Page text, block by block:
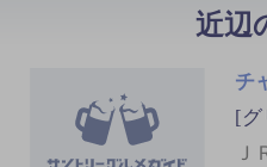
近辺
チ
[グ
Ｊ